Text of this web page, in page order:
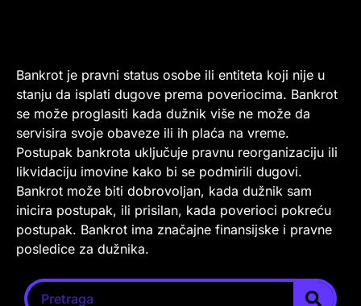
Bankrot je pravni status osobe ili entiteta koji nije u
stanju da isplati dugove prema poveriocima. Bankrot
se može proglasiti kada dužnik više ne može da
servisira svoje obaveze ili ih plaća na vreme.
Postupak bankrota uključuje pravnu reorganizaciju ili
likvidaciju imovine kako bi se podmirili dugovi.
Bankrot može biti dobrovoljan, kada dužnik sam
inicira postupak, ili prisilan, kada poverioci pokreću
postupak. Bankrot ima značajne finansijske i pravne
posledice za dužnika.